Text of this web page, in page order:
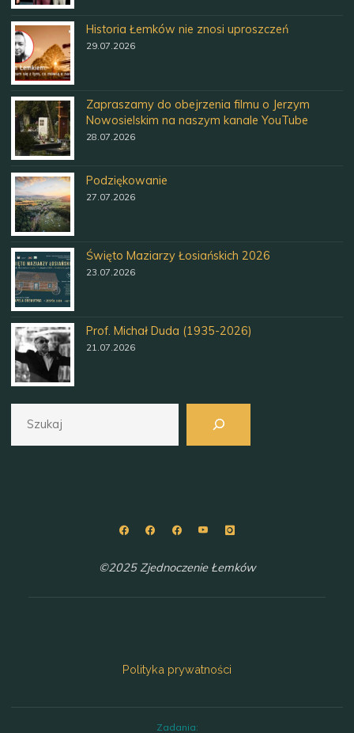
Historia Łemków nie znosi uproszczeń
29.07.2026
Zapraszamy do obejrzenia filmu o Jerzym
Nowosielskim na naszym kanale YouTube
28.07.2026
Podziękowanie
27.07.2026
Święto Maziarzy Łosiańskich 2026
23.07.2026
Prof. Michał Duda (1935-2026)
21.07.2026
©2025 Zjednoczenie Łemków
Polityka prywatności
Zadania: